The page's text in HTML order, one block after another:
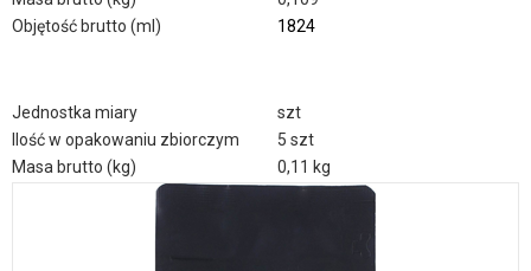
Objętość brutto (ml)
1824
Jednostka miary
szt
Ilość w opakowaniu zbiorczym
5 szt
Masa brutto (kg)
0,11 kg